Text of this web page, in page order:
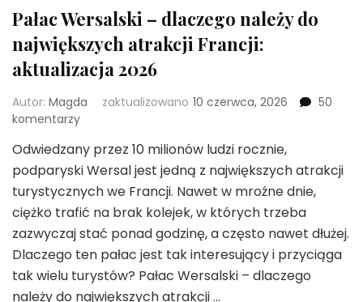
Pałac Wersalski – dlaczego należy do
największych atrakcji Francji:
aktualizacja 2026
Autor: Magda zaktualizowano 10 czerwca, 2026
50
komentarzydo
Wersalski
–
dlaczego
należy
do
największych
atrakcji
Francji:
aktualizacja
Odwiedzany przez 10 milionów ludzi rocznie,
podparyski Wersal jest jedną z największych atrakcji
turystycznych we Francji. Nawet w mroźne dnie,
ciężko trafić na brak kolejek, w których trzeba
zazwyczaj stać ponad godzinę, a często nawet dłużej.
Dlaczego ten pałac jest tak interesujący i przyciąga
tak wielu turystów? Pałac Wersalski – dlaczego
należy do największych atrakcji …